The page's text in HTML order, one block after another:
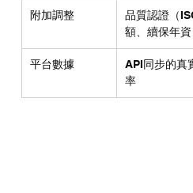
附加調整
品質認證（
額、續保年資
平台數據
API同步的真
率